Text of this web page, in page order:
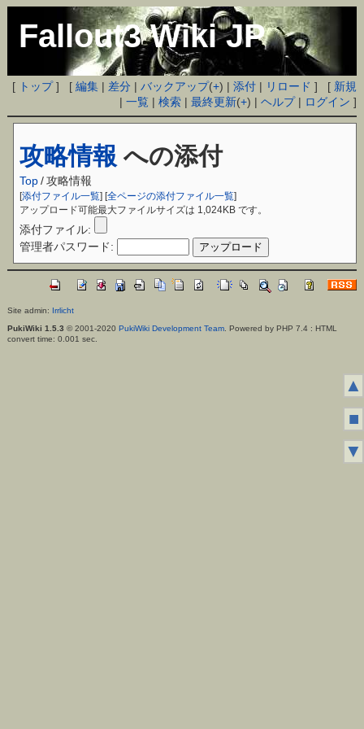
Fallout3 Wiki JP
[ トップ] [編集 | 差分 |バックアップ(+) |添付 | リロード ] [ 新規
|一覧 |検索 |最終更新(+) |ヘルプ| ログイン ]
攻略情報 への添付
Top /攻略情報
[添付ファイル一覧] [全ページの添付ファイル一覧]
アップロード可能最大ファイルサイズは 1,024KB です。
添付ファイル:
管理者パスワード:
Site admin: Irrlicht
PukiWiki 1.5.3 © 2001-2020 PukiWiki Development Team. Powered by PHP 7.4 : HTML
convert time: 0.001 sec.
▲
■
▼